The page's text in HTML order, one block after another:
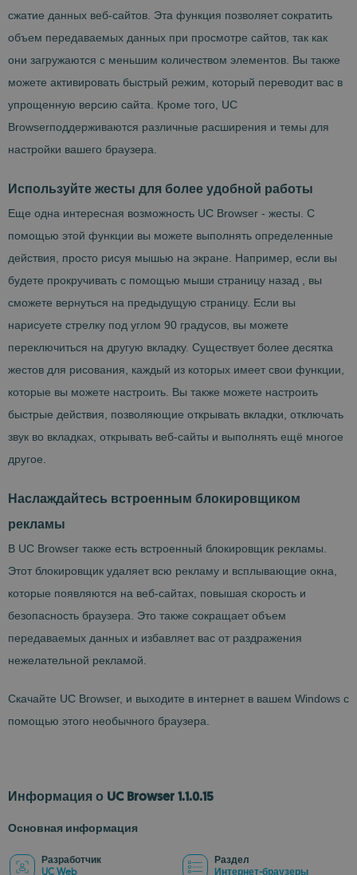
сжатие данных веб-сайтов. Эта функция позволяет сократить
объем передаваемых данных при просмотре сайтов, так как
они загружаются с меньшим количеством элементов. Вы также
можете активировать быстрый режим, который переводит вас в
упрощенную версию сайта. Кроме того, UC
Browserподдерживаются различные расширения и темы для
настройки вашего браузера.
Используйте жесты для более удобной работы
Еще одна интересная возможность UC Browser - жесты. С
помощью этой функции вы можете выполнять определенные
действия, просто рисуя мышью на экране. Например, если вы
будете прокручивать с помощью мыши страницу назад , вы
сможете вернуться на предыдущую страницу. Если вы
нарисуете стрелку под углом 90 градусов, вы можете
переключиться на другую вкладку. Существует более десятка
жестов для рисования, каждый из которых имеет свои функции,
которые вы можете настроить. Вы также можете настроить
быстрые действия, позволяющие открывать вкладки, отключать
звук во вкладках, открывать веб-сайты и выполнять ещё многое
другое.
Наслаждайтесь встроенным блокировщиком
рекламы
В UC Browser также есть встроенный блокировщик рекламы.
Этот блокировщик удаляет всю рекламу и всплывающие окна,
которые появляются на веб-сайтах, повышая скорость и
безопасность браузера. Это также сокращает объем
передаваемых данных и избавляет вас от раздражения
нежелательной рекламой.
Скачайте UC Browser, и выходите в интернет в вашем Windows с
помощью этого необычного браузера.
Информация о UC Browser 1.1.0.15
Основная информация
Разработчик
UC Web
Раздел
Интернет-браузеры